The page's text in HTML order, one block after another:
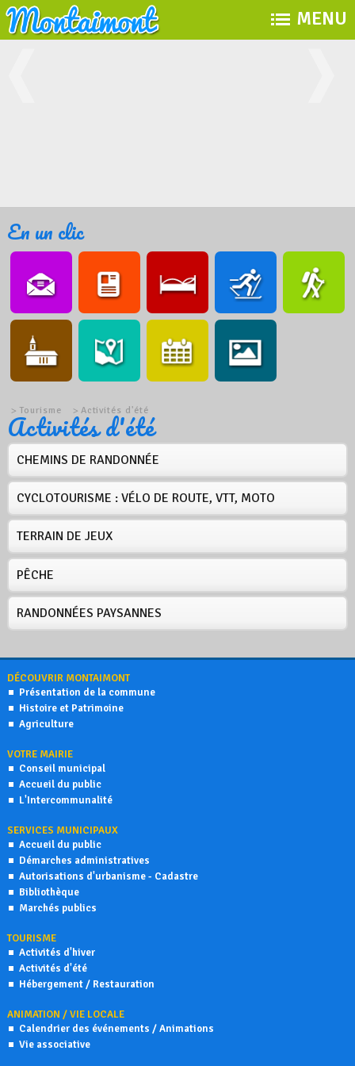
MENU
En un clic
Tourisme Activités d'été
Activités d'été
CHEMINS DE RANDONNÉE
CYCLOTOURISME : VÉLO DE ROUTE, VTT, MOTO
TERRAIN DE JEUX
PÊCHE
RANDONNÉES PAYSANNES
DÉCOUVRIR MONTAIMONT
Présentation de la commune
Histoire et Patrimoine
Agriculture
VOTRE MAIRIE
Conseil municipal
Accueil du public
L'Intercommunalité
SERVICES MUNICIPAUX
Accueil du public
Démarches administratives
Autorisations d'urbanisme - Cadastre
Bibliothèque
Marchés publics
TOURISME
Activités d'hiver
Activités d'été
Hébergement / Restauration
ANIMATION / VIE LOCALE
Calendrier des événements / Animations
Vie associative